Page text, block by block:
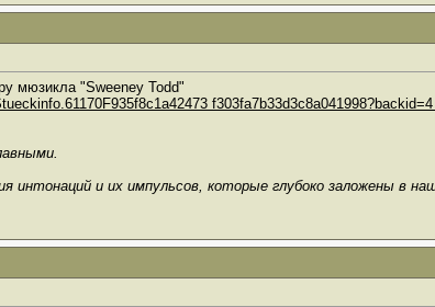
мюзикла "Sweeney Todd"
и их импульсов, которые глубоко заложены в